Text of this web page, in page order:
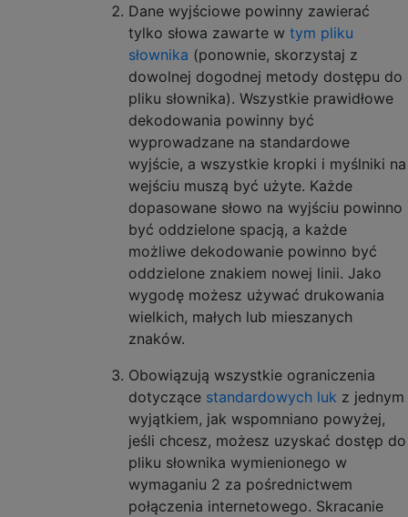
Dane wyjściowe powinny zawierać
tylko słowa zawarte w tym pliku
słownika (ponownie, skorzystaj z
dowolnej dogodnej metody dostępu do
pliku słownika). Wszystkie prawidłowe
dekodowania powinny być
wyprowadzane na standardowe
wyjście, a wszystkie kropki i myślniki na
wejściu muszą być użyte. Każde
dopasowane słowo na wyjściu powinno
być oddzielone spacją, a każde
możliwe dekodowanie powinno być
oddzielone znakiem nowej linii. Jako
wygodę możesz używać drukowania
wielkich, małych lub mieszanych
znaków.
Obowiązują wszystkie ograniczenia
dotyczące standardowych luk z jednym
wyjątkiem, jak wspomniano powyżej,
jeśli chcesz, możesz uzyskać dostęp do
pliku słownika wymienionego w
wymaganiu 2 za pośrednictwem
połączenia internetowego. Skracanie